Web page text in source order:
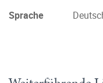
Sprache